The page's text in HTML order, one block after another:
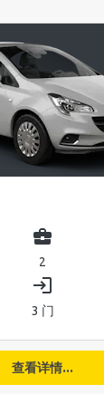
business_center
2
login
3 门
查看详情...